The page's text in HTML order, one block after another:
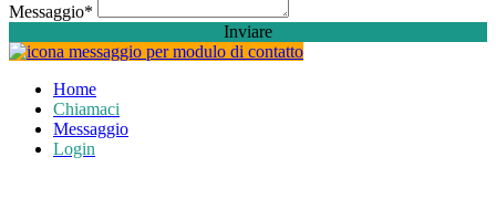
Messaggio*
Inviare
Home
Chiamaci
Messaggio
Login